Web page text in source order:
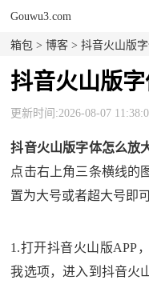
Gouwu3.com
箱包 >博客 > 抖音火山版
抖音火山版
更新时间:2026-08-07
抖音火山版字体怎么放
点击右上角三条横线的
置为大号或者超大号即可
1.打开抖音火山版APP
我选项，进入到抖音火